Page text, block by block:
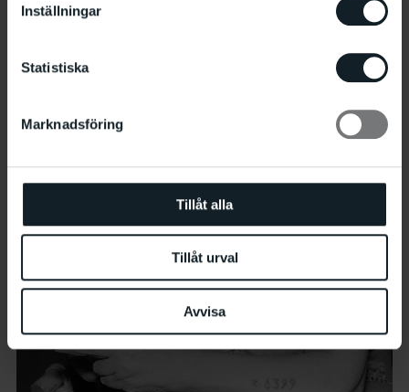
Inställningar
Statistiska
Marknadsföring
Tillåt alla
Tillåt urval
Avvisa